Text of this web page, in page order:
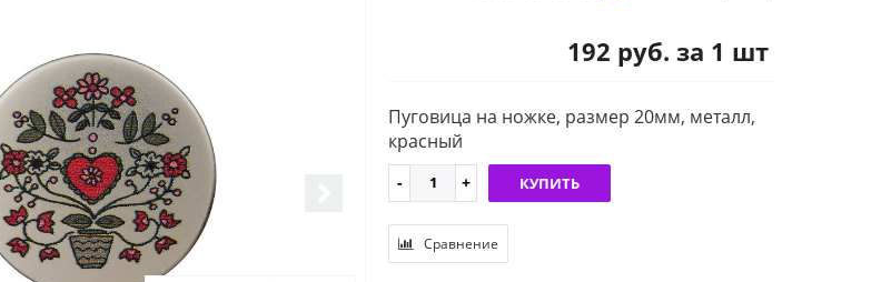
192 руб. за 1 шт
Пуговица на ножке, размер 20мм, металл,
красный
КУПИТЬ
Сравнение